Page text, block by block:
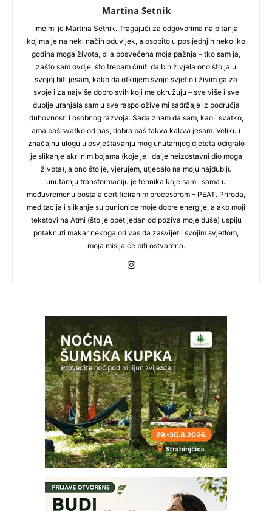
Martina Setnik
Ime mi je Martina Setnik. Tragajući za odgovorima na pitanja
kojima je na neki način oduvijek, a osobito u posljednjih nekoliko
godina moga života, bila posvećena moja pažnja – tko sam ja,
zašto sam ovdje, što trebam činiti da bih živjela ono što ja u
svojoj biti jesam, kako da otkrijem svoje svjetlo i živim ga za
svoje i za najviše dobro svih koji me okružuju – sve više i sve
dublje uranjala sam u sve raspoložive mi sadržaje iz područja
duhovnosti i osobnog razvoja. Sada znam da sam, kao i svatko,
ama baš svatko od nas, dobra baš takva kakva jesam. Veliku i
značajnu ulogu u osvještavanju mog unutarnjeg djeteta odigralo
je slikanje akrilnim bojama (koje je i dalje neizostavni dio moga
života), a ono što je, vjerujem, utjecalo na moju najdublju
unutarnju transformaciju je tehnika koje sam i sama u
međuvremenu postala certificiranim procesorom – PEAT. Priroda,
meditacija i slikanje su punionice moje dobre energije, a ako moji
tekstovi na Atmi (što je opet jedan od poziva moje duše) uspiju
potaknuti makar nekoga od vas da zasvijetli svojim svjetlom,
moja misija će biti ostvarena.